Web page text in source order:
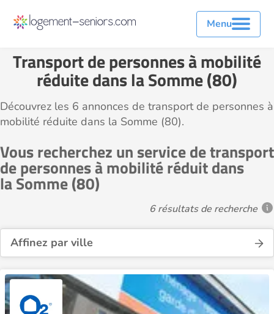
Menu
Transport de personnes à mobilité
réduite dans la Somme (80)
Découvrez les 6 annonces de transport de personnes à
mobilité réduite dans la Somme (80).
Vous recherchez un service de transport
de personnes à mobilité réduit dans
la Somme (80)
6 résultats de recherche
Affinez par ville